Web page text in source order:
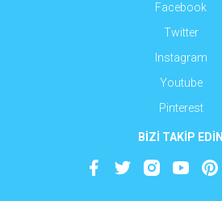
Facebook
Twitter
Instagram
Youtube
Pinterest
BİZİ TAKİP EDİN